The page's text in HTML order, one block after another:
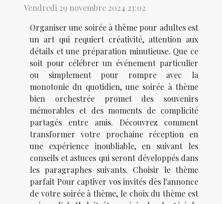
Vendredi 29 novembre 2024 23:02
Organiser une soirée à thème pour adultes est
un art qui requiert créativité, attention aux
détails et une préparation minutieuse. Que ce
soit pour célébrer un événement particulier
ou simplement pour rompre avec la
monotonie du quotidien, une soirée à thème
bien orchestrée promet des souvenirs
mémorables et des moments de complicité
partagés entre amis. Découvrez comment
transformer votre prochaine réception en
une expérience inoubliable, en suivant les
conseils et astuces qui seront développés dans
les paragraphes suivants. Choisir le thème
parfait Pour captiver vos invités dès l'annonce
de votre soirée à thème, le choix du thème est